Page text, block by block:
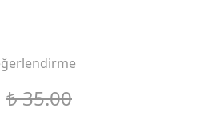
₺ 35.00